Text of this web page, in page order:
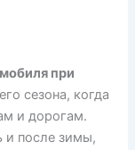
при
сезона, когда
и дорогам.
и после зимы,